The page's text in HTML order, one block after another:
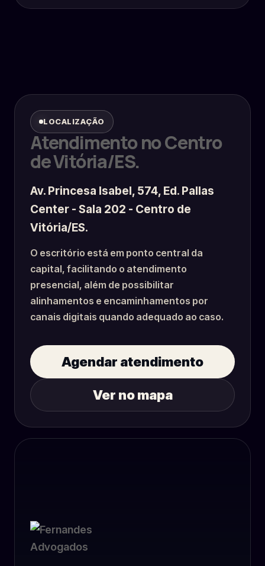
LOCALIZAÇÃO
Atendimento no Centro
de Vitória/ES.
Av. Princesa Isabel, 574, Ed. Pallas
Center - Sala 202 - Centro de
Vitória/ES.
O escritório está em ponto central da
capital, facilitando o atendimento
presencial, além de possibilitar
alinhamentos e encaminhamentos por
canais digitais quando adequado ao caso.
Agendar atendimento
Ver no mapa